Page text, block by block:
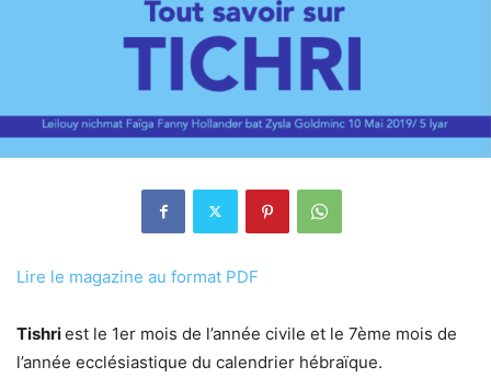
Lire le magazine au format PDF
Tishriest le 1er mois de l’année civile et le 7ème mois de
l’année ecclésiastique du calendrier hébraïque.